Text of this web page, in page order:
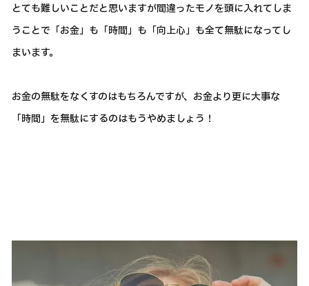
とても難しいことだと思いますが間違ったモノを頭に入れてしま
うことで「お金」も「時間」も「向上心」も全て無駄になってし
まいます。
お金の無駄をなくすのはもちろんですが、お金より更に大事な
「時間」を無駄にするのはもうやめましょう！